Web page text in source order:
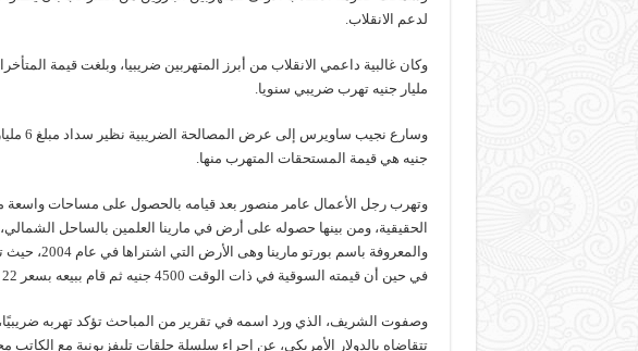
لدعم الانقلاب.
مليار جنيه تهرب ضريبي سنويا.
جنيه هي قيمة المستحقات المتهرب منها.
وتهرب رجل الأعمال عامر منصور بعد قيامه بالحصول على مساحات واسعة
في حين أن قيمته السوقية في ذات الوقت 4500 جنيه ثم قام ببيعه بسعر 22 ألف جنيه للمتر.
وصفوت الشريف، الذي ورد اسمه في تقرير من المباحث تؤكد تهربه
تتقاضاه بالدولار الأمريكي، عن إجراء سلسلة حلقات تليفزيونية مع